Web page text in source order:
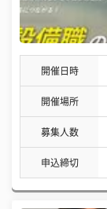
開催日時
開催場所
募集人数
申込締切